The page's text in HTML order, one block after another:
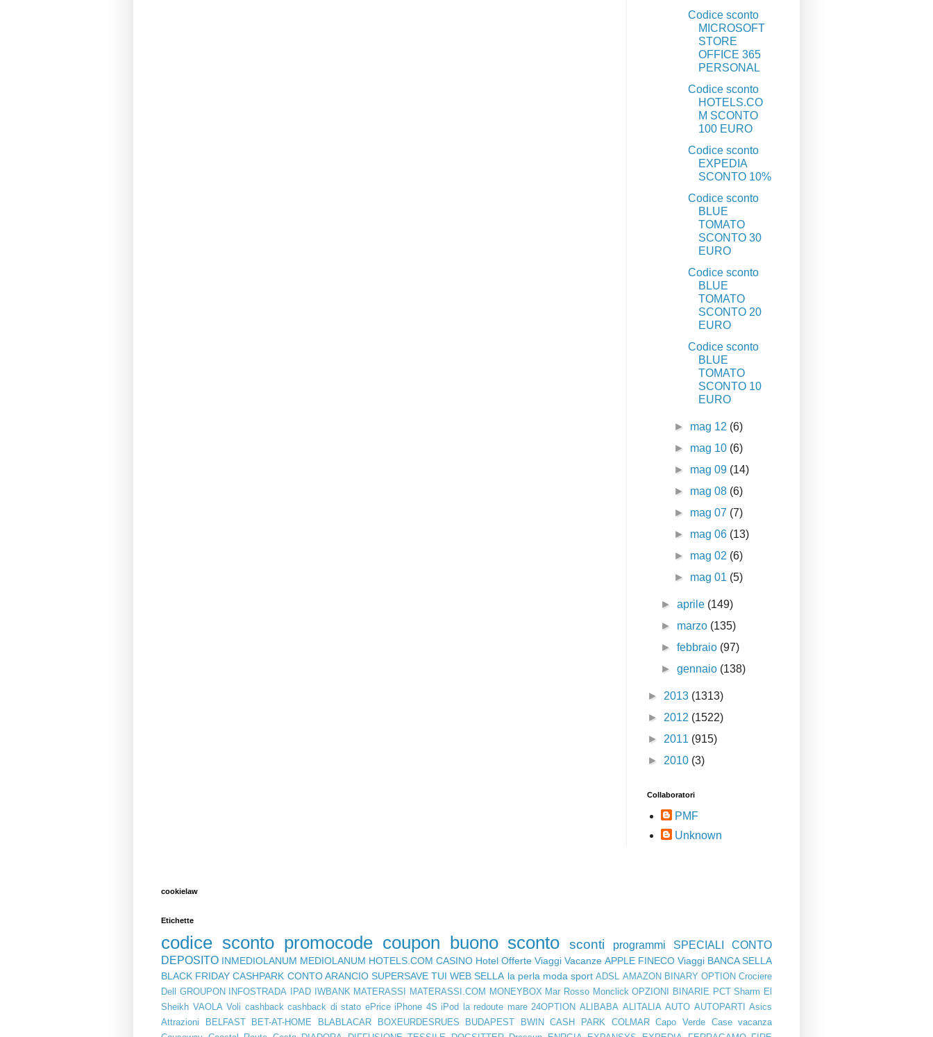
Codice sconto
MICROSOFT
STORE
OFFICE 365
PERSONAL
Codice sconto
HOTELS.CO
M SCONTO
100 EURO
Codice sconto
EXPEDIA
SCONTO 10%
Codice sconto
BLUE
TOMATO
SCONTO 30
EURO
Codice sconto
BLUE
TOMATO
SCONTO 20
EURO
Codice sconto
BLUE
TOMATO
SCONTO 10
EURO
► mag 12 (6)
► mag 10 (6)
► mag 09 (14)
► mag 08 (6)
► mag 07 (7)
► mag 06 (13)
► mag 02 (6)
► mag 01 (5)
►aprile (149)
► marzo (135)
►febbraio (97)
►gennaio (138)
► 2013 (1313)
► 2012 (1522)
► 2011 (915)
► 2010 (3)
Collaboratori
PMF
Unknown
cookielaw
Etichette
codice sconto promocode coupon buono sconto sconti programmi SPECIALI
CONTO
DEPOSITO INMEDIOLANUM MEDIOLANUM HOTELS.COM CASINO Hotel Offerte Viaggi Vacanze APPLE FINECO Viaggi BANCA SELLA
BLACK FRIDAY CASHPARK CONTO ARANCIO SUPERSAVE TUI WEB SELLA la perla moda sport ADSL AMAZON BINARY OPTION Crociere
Dell
GROUPON INFOSTRADA IPAD IWBANK MATERASSI MATERASSI.COM MONEYBOX Mar Rosso Monclick OPZIONI BINARIE PCT Sharm El
Sheikh VAOLA Voli cashback cashback di stato ePrice iPhone 4S iPod la redoute mare 24OPTION ALIBABA ALITALIA AUTO AUTOPARTI
Asics
Attrazioni
BELFAST BET-AT-HOME BLABLACAR BOXEURDESRUES BUDAPEST BWIN CASH PARK COLMAR Capo Verde
Case vacanza